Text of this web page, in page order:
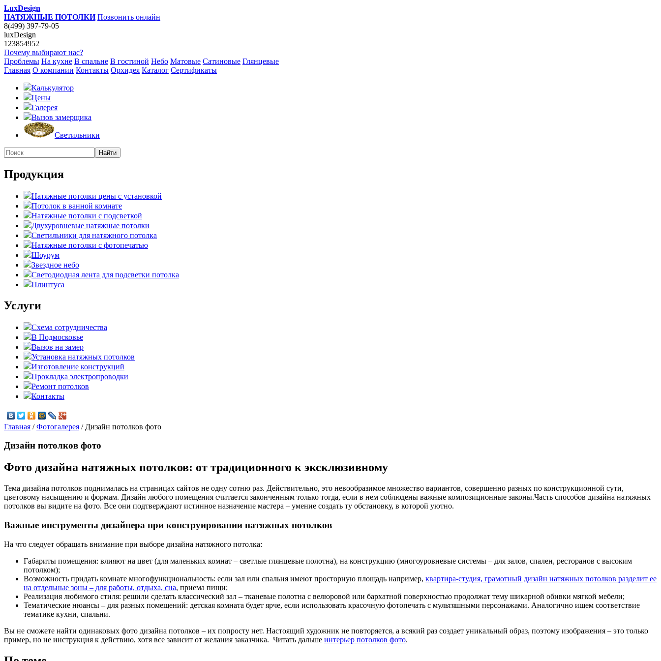
LuxDesign
НАТЯЖНЫЕ ПОТОЛКИ Позвонить онлайн
8(499) 397-79-05
luxDesign
123854952
Почему выбирают нас?
Проблемы На кухне В спальне В гостиной Небо Матовые Сатиновые Глянцевые
Главная О компании Контакты Орхидея Каталог Сертификаты
Калькулятор
Цены
Галерея
Вызов замерщика
Светильники
Продукция
Натяжные потолки цены с установкой
Потолок в ванной комнате
Натяжные потолки с подсветкой
Двухуровневые натяжные потолки
Светильники для натяжного потолка
Натяжные потолки с фотопечатью
Шоурум
Звездное небо
Светодиодная лента для подсветки потолка
Плинтуса
Услуги
Схема сотрудничества
В Подмосковье
Вызов на замер
Установка натяжных потолков
Изготовление конструкций
Прокладка электропроводки
Ремонт потолков
Контакты
Главная /Фотогалерея / Дизайн потолков фото
Дизайн потолков фото
Фото дизайна натяжных потолков: от традиционного к эксклюзивному
Тема дизайна потолков поднималась на страницах сайтов не одну сотню раз. Действительно, это невообразимое множество вариантов, совершенно разных по конструкционной сути,
цветовому насыщению и формам. Дизайн любого помещения считается законченным только тогда, если в нем соблюдены важные композиционные законы.Часть способов дизайна натяжных
потолков вы видите на фото. Все они подтверждают истинное назначение мастера – умение создать ту обстановку, в которой уютно.
Важные инструменты дизайнера при конструировании натяжных потолков
На что следует обращать внимание при выборе дизайна натяжного потолка:
Габариты помещения: влияют на цвет (для маленьких комнат – светлые глянцевые полотна), на конструкцию (многоуровневые системы – для залов, спален, ресторанов с высоким
потолком);
Возможность придать комнате многофункциональность: если зал или спальня имеют просторную площадь например, квартира-студия, грамотный дизайн натяжных потолков разделит ее
на отдельные зоны – для работы, отдыха, сна, приема пищи;
Реализация любимого стиля: решили сделать классический зал – тканевые полотна с велюровой или бархатной поверхностью продолжат тему шикарной обивки мягкой мебели;
Тематические нюансы – для разных помещений: детская комната будет ярче, если использовать красочную фотопечать с мультяшными персонажами. Аналогично ищем соответствие
тематике кухни, спальни.
Вы не сможете найти одинаковых фото дизайна потолков – их попросту нет. Настоящий художник не повторяется, а всякий раз создает уникальный образ, поэтому изображения – это только
пример, но не инструкция к действию, хотя все зависит от желания заказчика. Читать дальше интерьер потолков фото.